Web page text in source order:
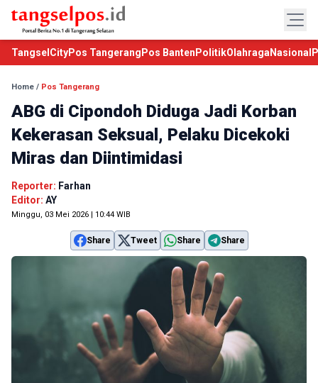
TangselCityPos Tangerang Pos Banten PolitikOlahraga Nasional
Home / Pos Tangerang
ABG di Cipondoh Diduga Jadi Korban
Kekerasan Seksual, Pelaku Dicekoki
Miras dan Diintimidasi
Reporter: Farhan
Editor: AY
Minggu, 03 Mei 2026 | 10:44 WIB
Share Tweet Share Share